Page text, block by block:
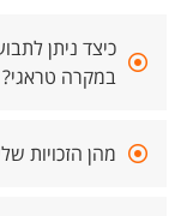
כיצד ניתן
במקרה טראגי?
מהן הזכויות